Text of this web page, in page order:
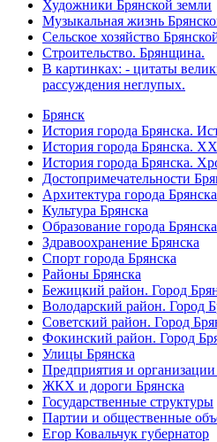
Художники Брянской земли
Музыкальная жизнь
Сельское хозяйство
Строительство. Брянщина.
В картинках: - цитаты
рассуждения неглупых.
Брянск
История города Брянска.
История города Брянска.
История города Брянска.
Достопримечательности
Архитектура города Брянска
Культура Брянска
Образование города Брянска
Здравоохранение Брянска
Спорт города Брянска
Районы Брянска
Бежицкий район. Город
Володарский район. Город
Советский район. Город
Фокинский район. Город
Улицы Брянска
Предприятия и организации
ЖКХ и дороги Брянска
Государственные структуры
Партии и общественные
Егор Ковальчук губернатор